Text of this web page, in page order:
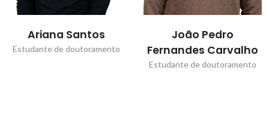
Ariana Santos
Estudante de doutoramento
João Pedro
Fernandes Carvalho
Estudante de doutoramento